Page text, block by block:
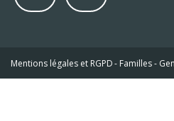
Mentions légales et RGPD- Familles-